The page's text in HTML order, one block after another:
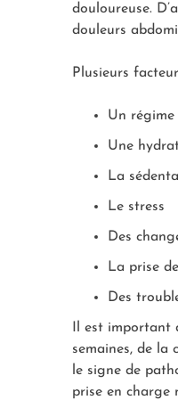
douloureuse.
douleurs
Plusieurs
Un régime
Une
La
Le stress
Des
La prise
Des
Il est important
semaines, de la
le signe de
prise en charge